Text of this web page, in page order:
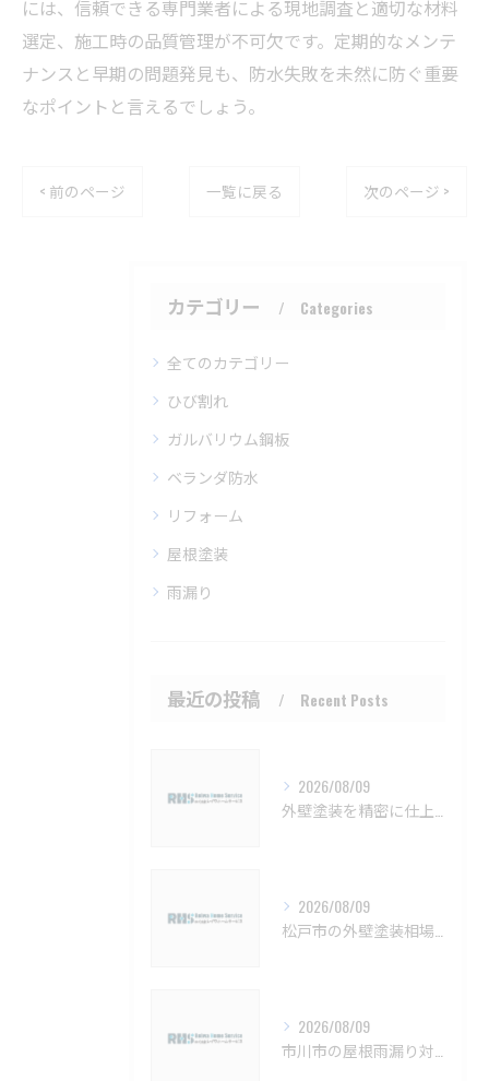
には、信頼できる専門業者による現地調査と適切な材料
選定、施工時の品質管理が不可欠です。定期的なメンテ
ナンスと早期の問題発見も、防水失敗を未然に防ぐ重要
なポイントと言えるでしょう。
< 前のページ 一覧に戻る 次のページ >
カテゴリー Categories
全てのカテゴリー
ひび割れ
ガルバリウム鋼板
ベランダ防水
リフォーム
屋根塗装
雨漏り
最近の投稿 Recent Posts
2026/08/09
2026/08/09
2026/08/09